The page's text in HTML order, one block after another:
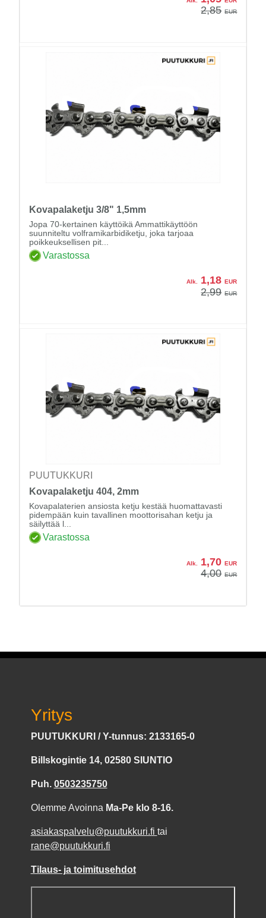
2,85 EUR
Kovapalaketju 3/8" 1,5mm
Jopa 70-kertainen käyttöikä Ammattikäyttöön
suunniteltu volframikarbidiketju, joka tarjoaa
poikkeuksellisen pit...
Varastossa
Alk. 1,18 EUR
2,99 EUR
PUUTUKKURI
Kovapalaketju 404, 2mm
Kovapalaterien ansiosta ketju kestää huomattavasti
pidempään kuin tavallinen moottorisahan ketju ja
säilyttää l...
Varastossa
Alk. 1,70 EUR
4,00 EUR
Yritys
PUUTUKKURI / Y-tunnus: 2133165-0
Billskogintie 14, 02580 SIUNTIO
Puh. 0503235750
Olemme Avoinna Ma-Pe klo 8-16.
asiakaspalvelu@puutukkuri.fi tai
rane@puutukkuri.fi
Tilaus- ja toimitusehdot